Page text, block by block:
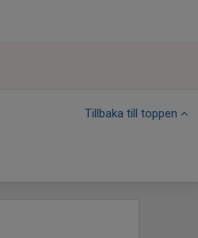
Tillbaka till toppen